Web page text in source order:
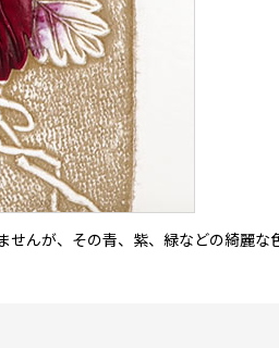
んが、その青、紫、緑などの綺麗な